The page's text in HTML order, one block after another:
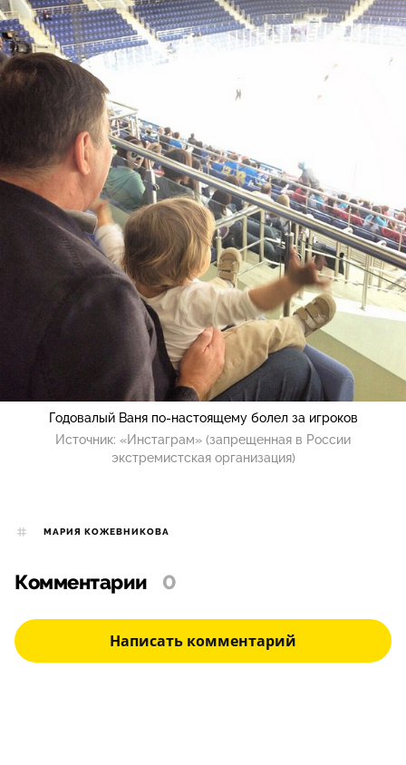
Годовалый Ваня по-настоящему болел за игроков
Источник: «Инстаграм» (запрещенная в России
экстремистская организация)
МАРИЯ КОЖЕВНИКОВА
Комментарии 0
Написать комментарий